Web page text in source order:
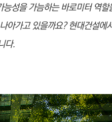
능성을 가늠하는 바로미터 역
아가고 있을까요? 현대건설에
다.